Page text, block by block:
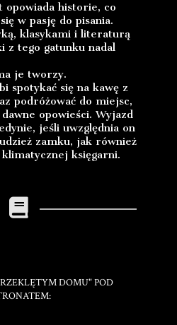
opowiada historie, co
w pasję do pisania.
klasykami i literaturą
z tego gatunku nadal
je tworzy.
spotykać się na kawę z
podróżować do miejsc,
opowieści. Wyjazd
jeśli uwzględnia on
zamku, jak również
księgarni.
DOMU" POD